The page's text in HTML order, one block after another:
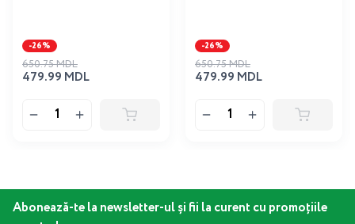
-26%
479.99 MDL
650.75 MDL
-26%
479.99 MDL
650.75 MDL
Abonează-te la newsletter-ul și fii la curent cu promoțiile